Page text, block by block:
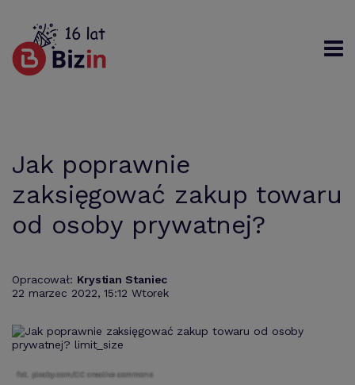
Jak poprawnie
zaksięgować zakup towaru
od osoby prywatnej?
Opracował: Krystian Staniec
22 marzec 2022, 15:12 Wtorek
fot. pixaby.com/CC creative commons